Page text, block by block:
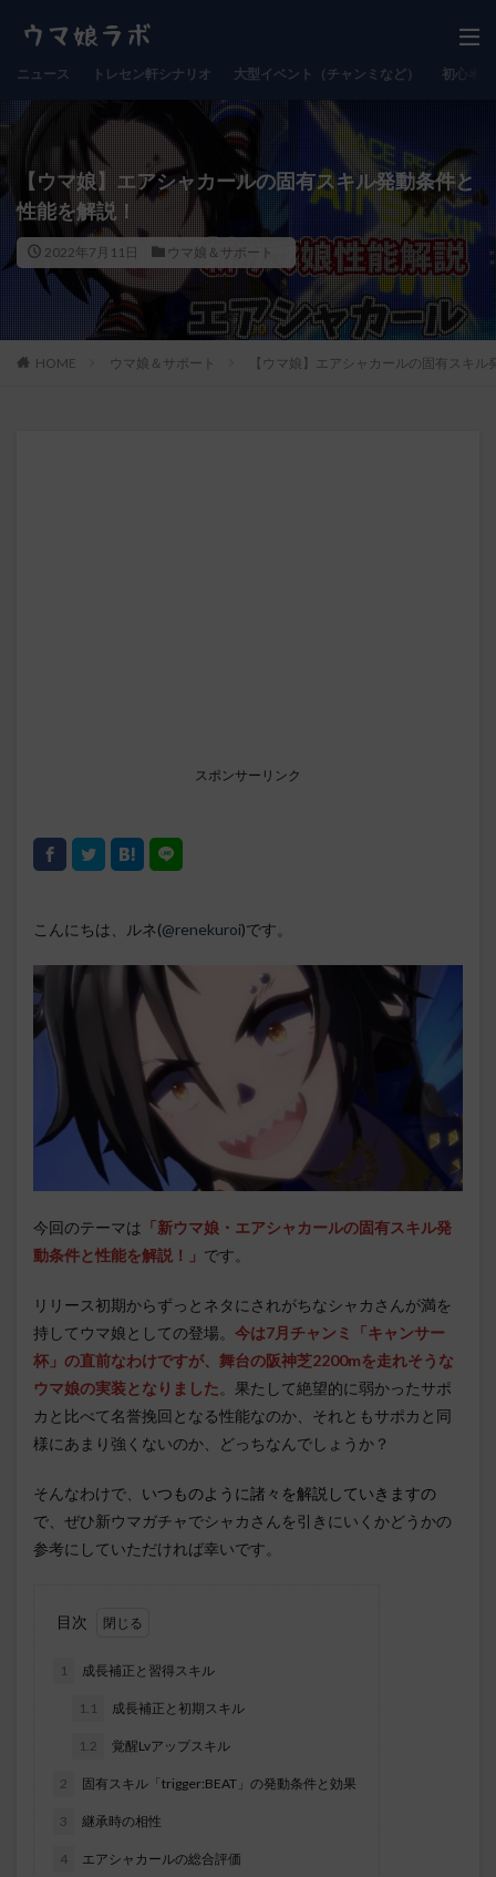
ニュース トレセン軒シナリオ 大型イベント（チャンミなど） 初心者
【ウマ娘】エアシャカールの固有スキル発動条件と
性能を解説！
2022年7月11日 ウマ娘＆サポート
HOME ウマ娘＆サポート 【ウマ娘】エアシャカールの固有スキ
スポンサーリンク
こんにちは、ルネ(@renekuroi)です。
今回のテーマは 「新ウマ娘・エアシャカールの固有スキル発
動条件と性能を解説！」 です。
リリース初期からずっとネタにされがちなシャカさんが満を
持してウマ娘としての登場。 今は7月チャンミ「キャンサー
杯」の直前なわけですが、舞台の阪神芝2200mを走れそうな
ウマ娘の実装となりました。果たして絶望的に弱かったサポ
カと比べて名誉挽回となる性能なのか、それともサポカと同
様にあまり強くないのか、どっちなんでしょうか？
そんなわけで、 いつものように諸々を解説していきますの
で 、ぜひ新ウマガチャでシャカさんを引きにいくかどうかの
参考にしていただければ幸いです。
目次
1 成長補正と習得スキル
1.1 成長補正と初期スキル
1.2 覚醒Lvアップスキル
2 固有スキル「trigger:BEAT」の発動条件と効果
3 継承時の相性
4 エアシャカールの総合評価